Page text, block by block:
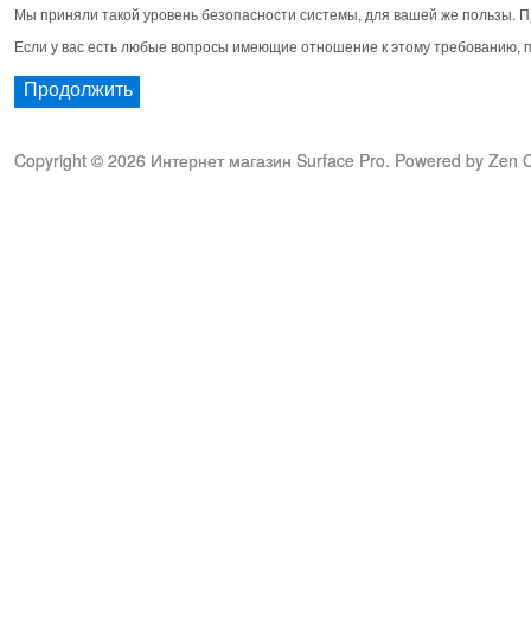
Мы приняли такой уровень безопасности системы, для вашей же пользы.
Если у вас есть любые вопросы имеющие отношение к этому требованию,
Продолжить
Copyright © 2026 Интернет магазин Surface Pro. Powered by Zen